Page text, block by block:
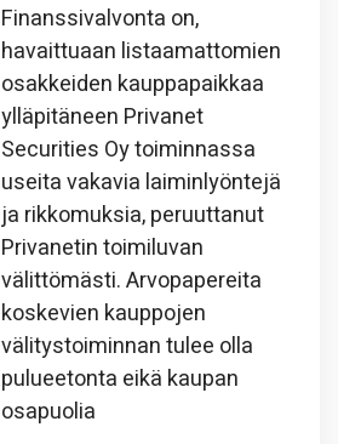
Finanssivalvonta on,
havaittuaan listaamattomien
osakkeiden kauppapaikkaa
ylläpitäneen Privanet
Securities Oy toiminnassa
useita vakavia laiminlyöntejä
ja rikkomuksia, peruuttanut
Privanetin toimiluvan
välittömästi. Arvopapereita
koskevien kauppojen
välitystoiminnan tulee olla
pulueetonta eikä kaupan
osapuolia